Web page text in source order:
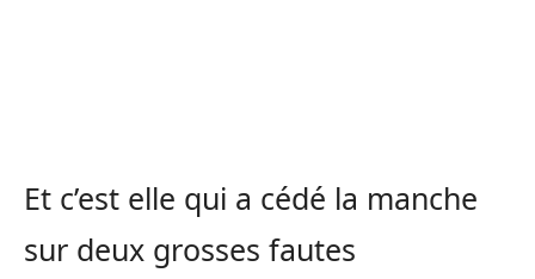
Et c’est elle qui a cédé la manche
sur deux grosses fautes